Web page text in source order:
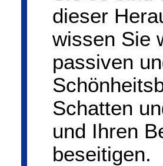
dieser
wissen Sie
passiven
Schatten
und Ihren
beseitigen.